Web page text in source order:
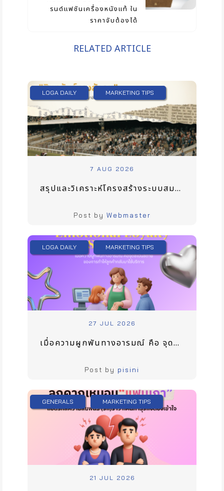
รนด์แฟชันเครื่องหนังแท้ ใน
ราคาจับต้องได้
RELATED ARTICLE
LOGA DAILY MARKETING TIPS
7 AUG 2026
สรุปและวิเคราะห์โครงสร้างระบบสมาชิกของ RBSC เมื่อระบบสมาชิกกลายเป็น “สินทรัพย์ทางสังคม”
Post by Webmaster
LOGA DAILY MARKETING TIPS
27 JUL 2026
เมื่อความผูกพันทางอารมณ์ คือ จุดชี้เป็นชี้ตายของการทำให้ลูกค้ากลับมาใช้บริการ
Post by pisini
GENERALS MARKETING TIPS
21 JUL 2026